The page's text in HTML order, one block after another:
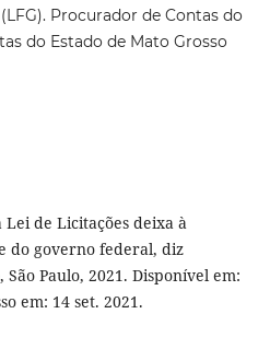
Procurador de Contas do
do Estado de Mato Grosso
Lei de Licitações deixa à
do governo federal, diz
Paulo, 2021. Disponível em:
em: 14 set. 2021.